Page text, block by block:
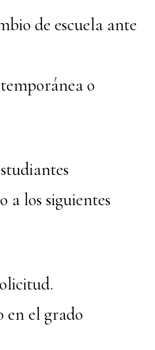
de escuela ante
o
a los siguientes
en el grado